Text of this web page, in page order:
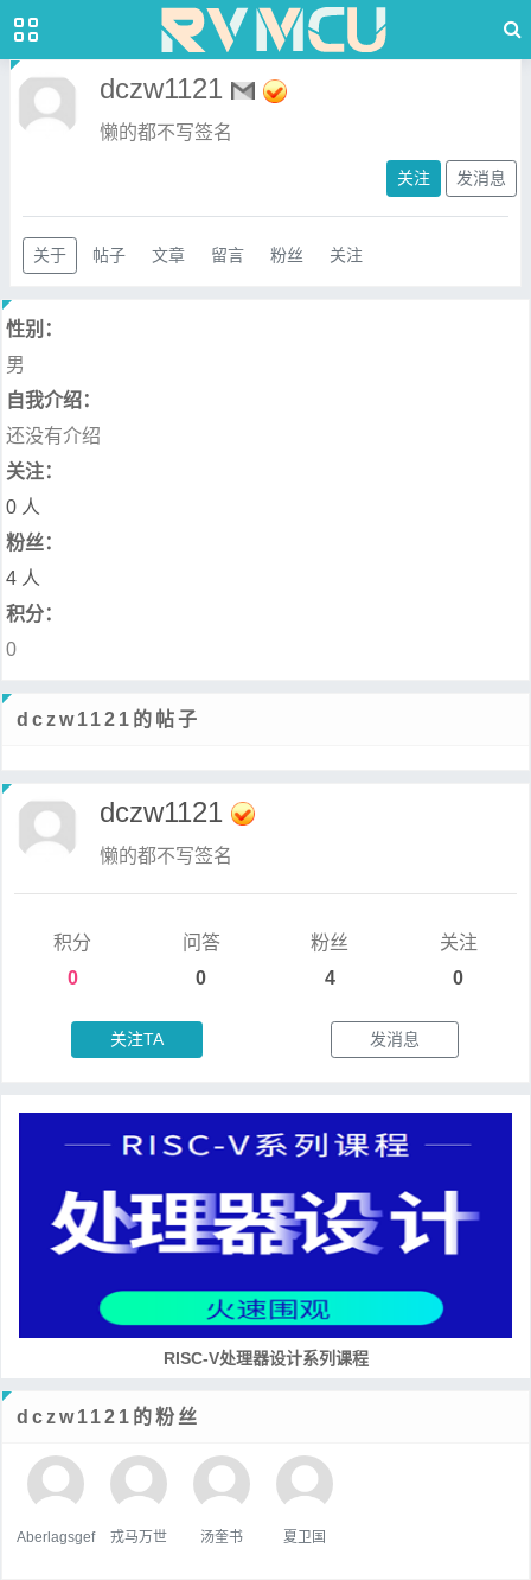
dczw1121
懒的都不写签名
关注 发消息
关于 帖子 文章 留言 粉丝 关注
性别：
男
自我介绍：
还没有介绍
关注：
0 人
粉丝：
4 人
积分：
0
dczw1121的帖子
dczw1121
懒的都不写签名
积分
0
问答
0
粉丝
4
关注
0
关注TA 发消息
RISC-V处理器设计系列课程
dczw1121的粉丝
Aberlagsgef 戎马万世 汤奎书 夏卫国